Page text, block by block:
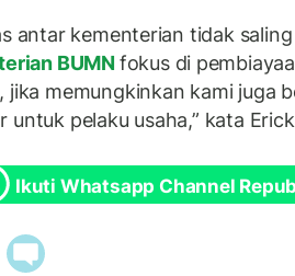
antar kementerian tidak
BUMN fokus di
jika memungkinkan kami juga
untuk pelaku usaha,” kata
Ikuti Whatsapp Channel